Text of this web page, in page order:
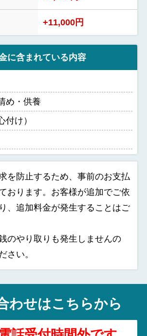
+11,000円
に含まれている内容
め・供養
付け）
を防止するため、事前のお支払
おります。お客様が追加でご依
、追加料金が発生することはご
のやり取りも発生しませんの
さい。
わせはこちらから